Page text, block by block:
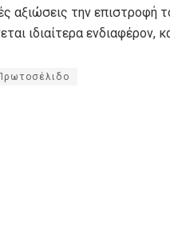
αξιώσεις την επιστροφή
ιδιαίτερα ενδιαφέρον,